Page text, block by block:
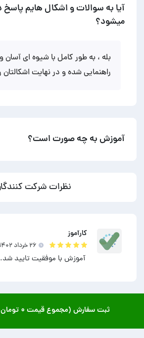
آیا به سوالات و اشکال هایم پاسخ
میشود؟
بله ، به طور کامل با شیوه ای آسان
راهنمایی شده و در نهایت
آموزش به چه صورت است؟
نظرات شرکت
کارآموز
۲۶ خرداد ۱۴۰۲
آموزش با موفقیت تایید شد.
ثبت سفارش (مجموع قیمت ۰ تومان